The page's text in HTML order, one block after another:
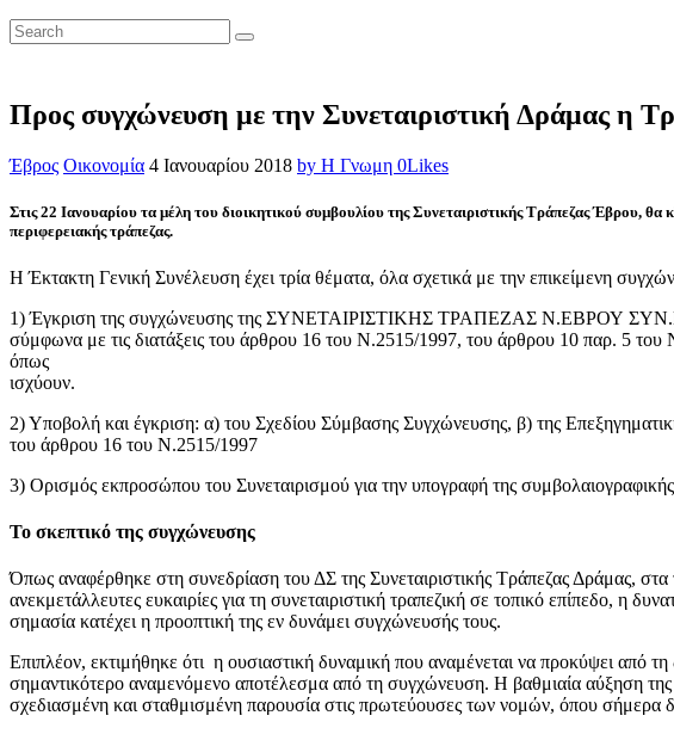
Προς συγχώνευση με την Συνεταιριστική Δράμας η
Έβρος Οικονομία 4 Ιανουαρίου 2018 by Η Γνωμη 0Likes
Στις 22 Ιανουαρίου τα μέλη του διοικητικού συμβουλίου της Συνεταιριστικής Τράπεζας Έβρου,
περιφερειακής τράπεζας.
Η Έκτακτη Γενική Συνέλευση έχει τρία θέματα, όλα σχετικά με την επικείμενη
1) Έγκριση της συγχώνευσης της ΣΥΝΕΤΑΙΡΙΣΤΙΚΗΣ ΤΡΑΠΕΖΑΣ Ν.ΕΒΡΟΥ
σύμφωνα με τις διατάξεις του άρθρου 16 του Ν.2515/1997, του άρθρου 10 παρ. 5
όπως
ισχύουν.
2) Υποβολή και έγκριση: α) του Σχεδίου Σύμβασης Συγχώνευσης, β) της
του άρθρου 16 του Ν.2515/1997
3) Ορισμός εκπροσώπου του Συνεταιρισμού για την υπογραφή της
Το σκεπτικό της συγχώνευσης
Όπως αναφέρθηκε στη συνεδρίαση του ΔΣ της Συνεταιριστικής Τράπεζας Δράμας,
ανεκμετάλλευτες ευκαιρίες για τη συνεταιριστική τραπεζική σε τοπικό επίπεδο, η
σημασία κατέχει η προοπτική της εν δυνάμει συγχώνευσής τους.
Επιπλέον, εκτιμήθηκε ότι η ουσιαστική δυναμική που αναμένεται να προκύψει από
σημαντικότερο αναμενόμενο αποτέλεσμα από τη συγχώνευση. Η βαθμιαία αύξηση της
σχεδιασμένη και σταθμισμένη παρουσία στις πρωτεύουσες των νομών, όπου σήμερα